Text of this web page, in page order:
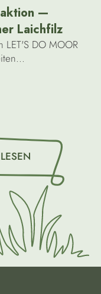
—
Laichfilz
DO MOOR